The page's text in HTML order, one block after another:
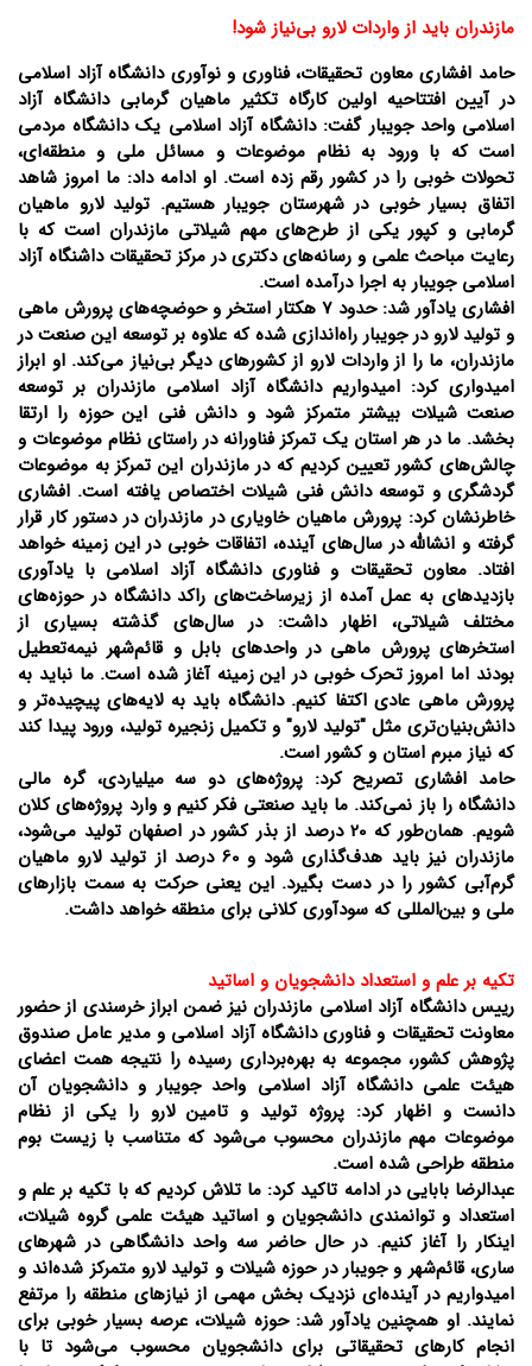
مازندران باید از واردات لارو بی‌نیاز شود!
حامد افشاری معاون تحقیقات، فناوری و نوآوری دانشگاه آزاد اسلامی
در آیین افتتاحیه اولین کارگاه تکثیر ماهیان گرمابی دانشگاه آزاد
اسلامی واحد جویبار گفت: دانشگاه آزاد اسلامی یک دانشگاه مردمی
است که با ورود به نظام موضوعات و مسائل ملی و منطقه‌ای،
تحولات خوبی را در کشور رقم زده است. او ادامه داد: ما امروز شاهد
اتفاق بسیار خوبی در شهرستان جویبار هستیم. تولید لارو ماهیان
گرمابی و کپور یکی از طرح‌های مهم شیلاتی مازندران است که با
رعایت مباحث علمی و رسانه‌های دکتری در مرکز تحقیقات داشنگاه آزاد
اسلامی جویبار به اجرا درآمده است.
افشاری یادآور شد: حدود 7 هکتار استخر و حوضچه‌های پرورش ماهی
و تولید لارو در جویبار راه‌اندازی شده که علاوه بر توسعه این صنعت در
مازندران، ما را از واردات لارو از کشورهای دیگر بی‌نیاز می‌کند. او ابراز
امیدواری کرد: امیدواریم دانشگاه آزاد اسلامی مازندران بر توسعه
صنعت شیلات بیشتر متمرکز شود و دانش فنی این حوزه را ارتقا
بخشد. ما در هر استان یک تمرکز فناورانه در راستای نظام موضوعات و
چالش‌های کشور تعیین کردیم که در مازندران این تمرکز به موضوعات
گردشگری و توسعه دانش فنی شیلات اختصاص یافته است. افشاری
خاطرنشان کرد: پرورش ماهیان خاویاری در مازندران در دستور کار قرار
گرفته و انشالله در سال‌های آینده، اتفاقات خوبی در این زمینه خواهد
افتاد. معاون تحقیقات و فناوری دانشگاه آزاد اسلامی با یادآوری
بازدیدهای به عمل آمده از زیرساخت‌های راکد دانشگاه در حوزه‌های
مختلف شیلاتی، اظهار داشت: در سال‌های گذشته بسیاری از
استخرهای پرورش ماهی در واحدهای بابل و قائم‌شهر نیمه‌تعطیل
بودند اما امروز تحرک خوبی در این زمینه آغاز شده است. ما نباید به
پرورش ماهی عادی اکتفا کنیم. دانشگاه باید به لایه‌های پیچیده‌تر و
دانش‌بنیان‌تری مثل "تولید لارو" و تکمیل زنجیره تولید، ورود پیدا کند
که نیاز مبرم استان و کشور است.
حامد افشاری تصریح کرد: پروژه‌های دو سه میلیاردی، گره مالی
دانشگاه را باز نمی‌کند. ما باید صنعتی فکر کنیم و وارد پروژه‌های کلان
شویم. همان‌طور که 20 درصد از بذر کشور در اصفهان تولید می‌شود،
مازندران نیز باید هدف‌گذاری شود و 60 درصد از تولید لارو ماهیان
گرم‌آبی کشور را در دست بگیرد. این یعنی حرکت به سمت بازارهای
ملی و بین‌المللی که سودآوری کلانی برای منطقه خواهد داشت.
تکیه بر علم و استعداد دانشجویان و اساتید
رییس دانشگاه آزاد اسلامی مازندران نیز ضمن ابراز خرسندی از حضور
معاونت تحقیقات و فناوری دانشگاه آزاد اسلامی و مدیر عامل صندوق
پژوهش کشور، مجموعه به بهره‌برداری رسیده را نتیجه همت اعضای
هیئت علمی دانشگاه آزاد اسلامی واحد جویبار و دانشجویان آن
دانست و اظهار کرد: پروژه تولید و تامین لارو را یکی از نظام
موضوعات مهم مازندران محسوب می‌شود که متناسب با زیست بوم
منطقه طراحی شده است.
عبدالرضا بابایی در ادامه تاکید کرد: ما تلاش کردیم که با تکیه بر علم و
استعداد و توانمندی دانشجویان و اساتید هیئت علمی گروه شیلات،
اینکار را آغاز کنیم. در حال حاضر سه واحد دانشگاهی در شهرهای
ساری، قائم‌شهر و جویبار در حوزه شیلات و تولید لارو متمرکز شده‌اند و
امیدواریم در آینده‌ای نزدیک بخش مهمی از نیازهای منطقه را مرتفع
نمایند. او همچنین یادآور شد: حوزه شیلات‌، عرصه بسیار خوبی برای
انجام کارهای تحقیقاتی برای دانشجویان محسوب می‌شود تا با